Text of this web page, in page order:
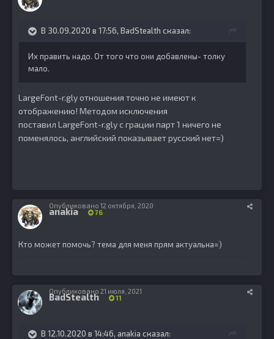
В 30.09.2020 в 17:56, BadStealth сказал:
Их править надо. От того что они добавлены- толку
мало.
LargeFont-r.gly отношения точно не имеют к
отображению! Методом исключения
поставил LargeFont-r.gly с грации парт 1 ничего не
поменялось, английский показывает русский нет=)
anakia 76
Опубликовано 12 октября, 2020
Кто может помочь? тема для меня прям актуальна=)
BadStealth 11
Опубликовано 21 июля, 2021
В 12.10.2020 в 14:46, anakia сказал: